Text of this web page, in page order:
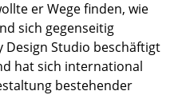
er Wege finden, wie
sich gegenseitig
Design Studio beschäftigt
hat sich international
bestehender